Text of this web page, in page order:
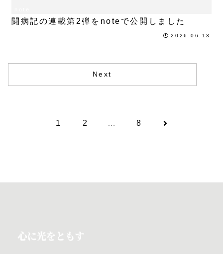
闘病記の連載第2弾をnoteで公開しました
2026.06.13
Next
1 2 … 8
次